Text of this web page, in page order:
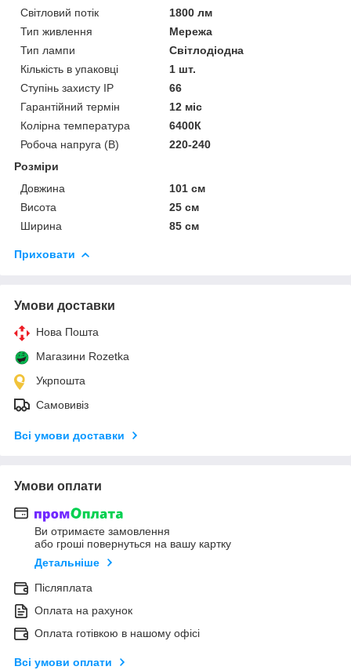
Світловий потік
1800 лм
Тип живлення
Мережа
Тип лампи
Світлодіодна
Кількість в упаковці
1 шт.
Ступінь захисту IP
66
Гарантійний термін
12 міс
Колірна температура
6400К
Робоча напруга (В)
220-240
Розміри
Довжина
101 см
Висота
25 см
Ширина
85 см
Приховати
Умови доставки
Нова Пошта
Магазини Rozetka
Укрпошта
Самовивіз
Всі умови доставки
Умови оплати
Ви отримаєте замовлення
або гроші повернуться на вашу картку
Детальніше
Післяплата
Оплата на рахунок
Оплата готівкою в нашому офісі
Всі умови оплати